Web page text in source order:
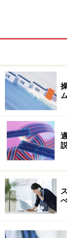
で海外在住で
ん。2015年4
ム機構 (J-LIS)
カードを皆さん
株式投資など
信託の分配金
必要となりま
せん。また、
ナンバーを使
に把握できる
申告していな
していない場
養控除を申請
す。